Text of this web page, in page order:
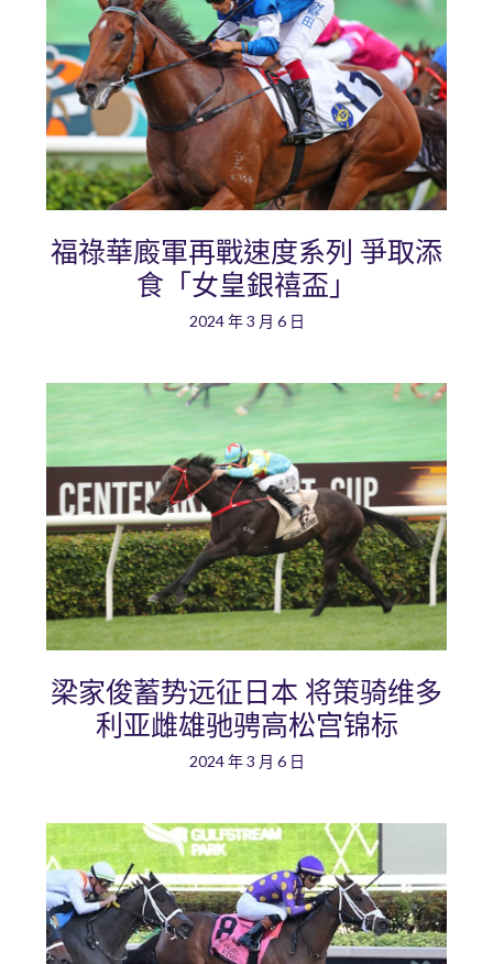
福祿華廄軍再戰速度系列 爭取添
食「女皇銀禧盃」
2024 年 3 月 6 日
梁家俊蓄势远征日本 将策骑维多
利亚雌雄驰骋高松宫锦标
2024 年 3 月 6 日